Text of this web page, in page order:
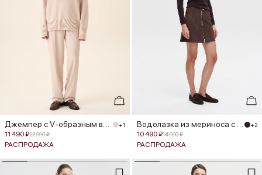
Джемпер с V-образным вырезом из м... +1
11 490 ₽22 990 ₽
РАСПРОДАЖА
Водолазка из мериноса с шелком +2
10 490 ₽14 990 ₽
РАСПРОДАЖА